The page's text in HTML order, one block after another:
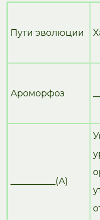
Пути эволюции
Ароморфоз
__________(А)